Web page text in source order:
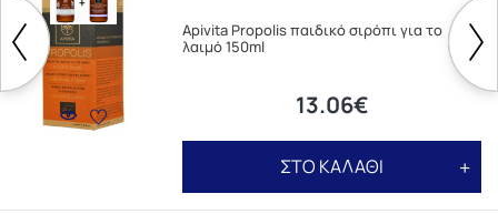
Apivita Propolis παιδικό σιρόπι για το
λαιμό 150ml
13.06€
ΣΤΟ ΚΑΛΑΘΙ